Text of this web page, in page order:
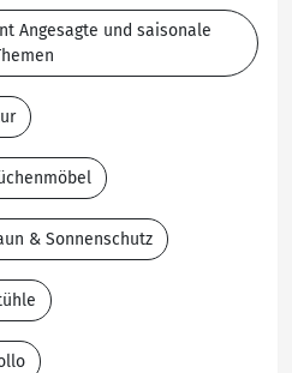
Angesagte und saisonale
& Sonnenschutz